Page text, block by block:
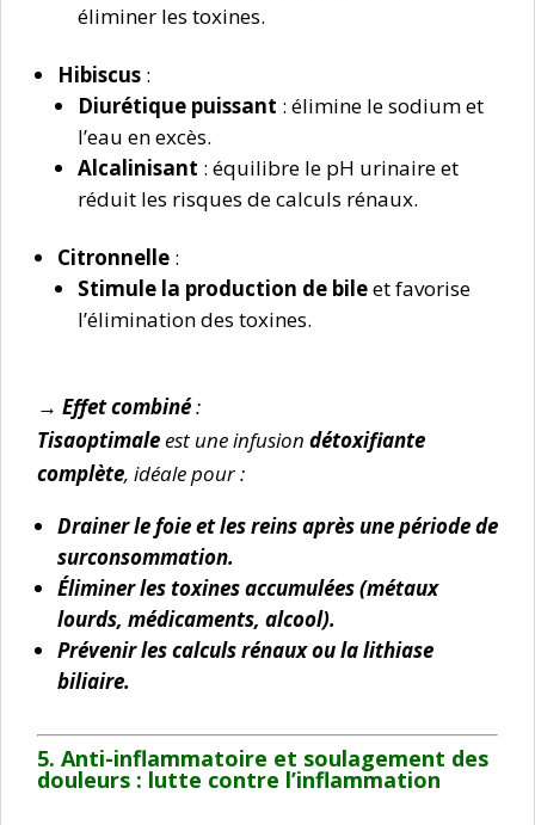
éliminer les toxines.
Hibiscus :
Diurétique puissant : élimine le sodium et
l’eau en excès.
Alcalinisant : équilibre le pH urinaire et
réduit les risques de calculs rénaux.
Citronnelle :
Stimule la production de bileet favorise
l’élimination des toxines.
→ Effet combiné:
Tisaoptimaleest une infusion détoxifiante
complète, idéale pour :
Drainer le foie et les reins après une période de
surconsommation.
Éliminer les toxines accumulées (métaux
lourds, médicaments, alcool).
Prévenir les calculs rénaux ou la lithiase
biliaire.
5. Anti-inflammatoire et soulagement des
douleurs : lutte contre l’inflammation